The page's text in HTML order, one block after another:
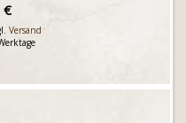
€
Versand